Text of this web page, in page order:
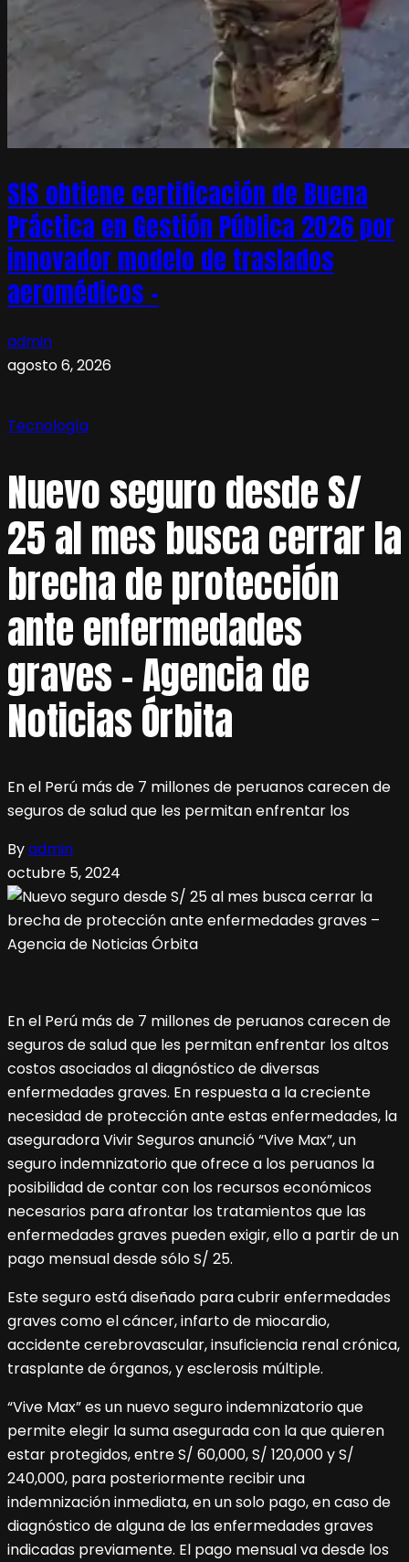
SIS obtiene certificación de Buena
Práctica en Gestión Pública 2026 por
innovador modelo de traslados
aeromédicos –
admin
agosto 6, 2026
Tecnología
Nuevo seguro desde S/
25 al mes busca cerrar la
brecha de protección
ante enfermedades
graves – Agencia de
Noticias Órbita
En el Perú más de 7 millones de peruanos carecen de
seguros de salud que les permitan enfrentar los
Byadmin
octubre 5, 2024
En el Perú más de 7 millones de peruanos carecen de
seguros de salud que les permitan enfrentar los altos
costos asociados al diagnóstico de diversas
enfermedades graves. En respuesta a la creciente
necesidad de protección ante estas enfermedades, la
aseguradora Vivir Seguros anunció “Vive Max”, un
seguro indemnizatorio que ofrece a los peruanos la
posibilidad de contar con los recursos económicos
necesarios para afrontar los tratamientos que las
enfermedades graves pueden exigir, ello a partir de un
pago mensual desde sólo S/ 25.
Este seguro está diseñado para cubrir enfermedades
graves como el cáncer, infarto de miocardio,
accidente cerebrovascular, insuficiencia renal crónica,
trasplante de órganos, y esclerosis múltiple.
“Vive Max” es un nuevo seguro indemnizatorio que
permite elegir la suma asegurada con la que quieren
estar protegidos, entre S/ 60,000, S/ 120,000 y S/
240,000, para posteriormente recibir una
indemnización inmediata, en un solo pago, en caso de
diagnóstico de alguna de las enfermedades graves
indicadas previamente. El pago mensual va desde los